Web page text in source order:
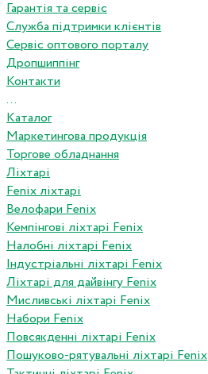
Гарантія та сервіс
Служба підтримки клієнтів
Сервіс оптового порталу
Дропшиппінг
Контакти
...
Каталог
Маркетингова продукція
Торгове обладнання
Ліхтарі
Fenix ліхтарі
Велофари Fenix
Кемпінгові ліхтарі Fenix
Налобні ліхтарі Fenix
Індустріальні ліхтарі Fenix
Ліхтарі для дайвінгу Fenix
Мисливські ліхтарі Fenix
Набори Fenix
Повсякденні ліхтарі Fenix
Пошуково-рятувальні ліхтарі Fenix